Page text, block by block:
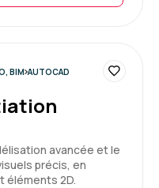
BIM AUTOCAD
avancée et le
précis, en
éléments 2D.